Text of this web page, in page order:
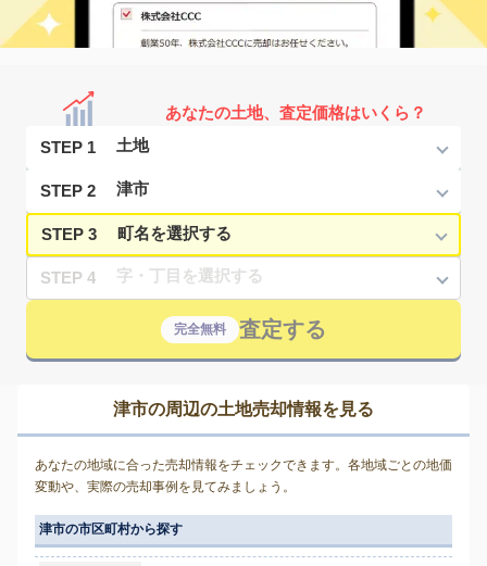
あなたの土地、査定価格はいくら？
STEP 1
STEP 2
STEP 3
STEP 4
完全無料 査定する
津市の周辺の土地売却情報を見る
あなたの地域に合った売却情報をチェックできます。各地域ごとの地価
変動や、実際の売却事例を見てみましょう。
津市の市区町村から探す